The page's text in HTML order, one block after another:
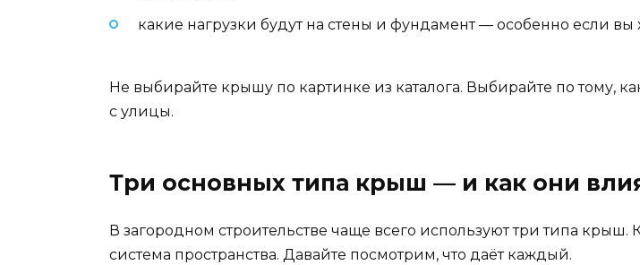
какие нагрузки будут на стены и фундамент — особенно если
Не выбирайте крышу по картинке из каталога. Выбирайте по тому,
с улицы.
Три основных типа крыш — и как они
В загородном строительстве чаще всего используют три типа крыш.
система пространства. Давайте посмотрим, что даёт каждый.